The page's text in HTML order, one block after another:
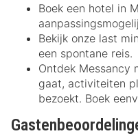
Boek een hotel in
Bekijk onze last
een spontane reis.
Ontdek Messancy
gaat, activiteiten
bezoekt. Boek